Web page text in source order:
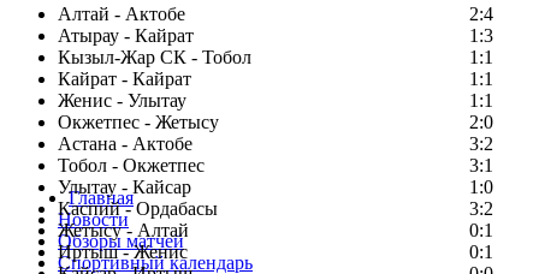
Алтай - Актобе
2:4
Атырау - Кайрат
1:3
Кызыл-Жар СК - Тобол
1:1
Кайрат - Кайрат
1:1
Женис - Улытау
1:1
Окжетпес - Жетысу
2:0
Астана - Актобе
3:2
Тобол - Окжетпес
3:1
Улытау - Кайсар
1:0
Каспий - Ордабасы
3:2
Жетысу - Алтай
0:1
Иртыш - Женис
0:1
Главная
Новости
Обзоры матчей
Спортивный календарь